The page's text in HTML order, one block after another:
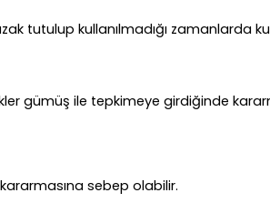
tutulup kullanılmadığı
gümüş ile tepkimeye girdiğinde
kararmasına sebep olabilir.